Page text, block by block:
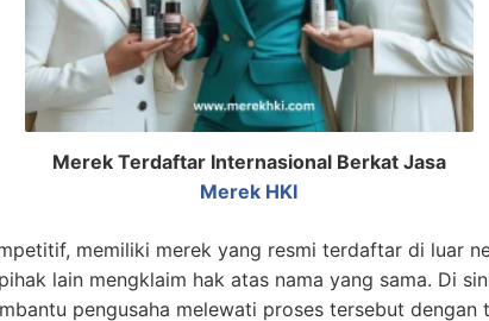
Merek Terdaftar Internasional Berkat Jasa
Merek HKI
memiliki merek yang resmi terdaftar di luar
lain mengklaim hak atas nama yang sama. Di
pengusaha melewati proses tersebut dengan